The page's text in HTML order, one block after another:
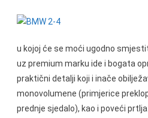
u kojoj će se moći ugodno
uz premium marku ide i bogata
praktični detalji koji i inače
monovolumene (primjerice
prednje sjedalo), kao i poveći